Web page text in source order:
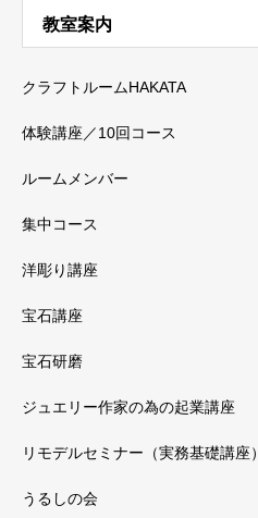
教室案内
クラフトルームHAKATA
体験講座／10回コース
ルームメンバー
集中コース
洋彫り講座
宝石講座
宝石研磨
ジュエリー作家の為の起業講座
リモデルセミナー（実務基礎講座）
うるしの会